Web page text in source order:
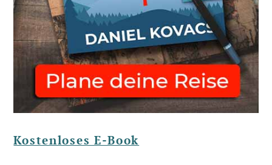
Kostenloses E-Book